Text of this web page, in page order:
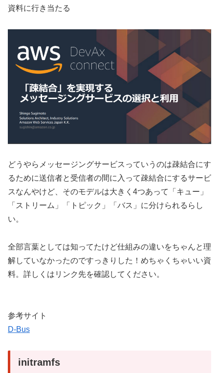
資料に行き当たる
どうやらメッセージングサービスっていうのは疎結合にす
るために送信者と受信者の間に入って疎結合にするサービ
スなんやけど、そのモデルは大きく4つあって「キュー」
「ストリーム」「トピック」「バス」に分けられるらし
い。
全部言葉としては知ってたけど仕組みの違いをちゃんと理
解していなかったのですっきりした！めちゃくちゃいい資
料。詳しくはリンク先を確認してください。
参考サイト
D-Bus
initramfs